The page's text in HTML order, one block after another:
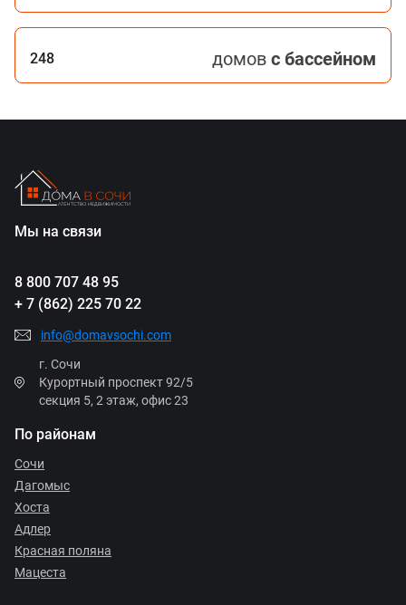
248 домов с бассейном
Мы на связи
8 800 707 48 95
+ 7 (862) 225 70 22
info@domavsochi.com
г. Сочи
Курортный проспект 92/5
секция 5, 2 этаж, офис 23
По районам
Сочи
Дагомыс
Хоста
Адлер
Красная поляна
Мацеста